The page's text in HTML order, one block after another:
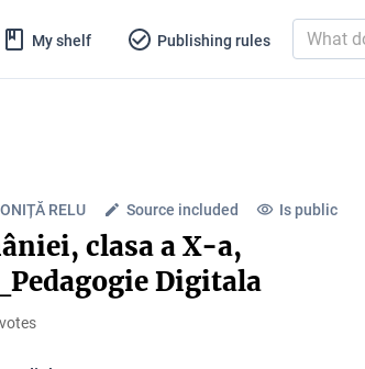
My shelf Publishing rules
RELU Source included Is public
clasa a X-a,
Digitala